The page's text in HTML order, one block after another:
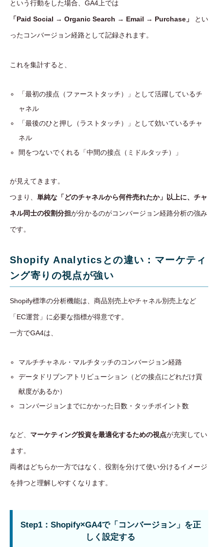
という行動をした場合、GA4上では
「Paid Social → Organic Search → Email → Purchase」 とい
ったコンバージョン経路として記録されます。
これを集計すると、
「最初の接点（ファーストタッチ）」として活躍しているチ
ャネル
「最後のひと押し（ラストタッチ）」として効いているチャ
ネル
間をつないでくれる「中間の接点（ミドルタッチ）」
が見えてきます。
つまり、 単純な「どのチャネルから何件売れたか」以上に、チャ
ネル同士の役割分担が分かるのがコンバージョン経路分析の強み
です。
Shopify Analyticsとの違い：マーケティ
ング寄りの視点が強い
Shopify標準の分析機能は、商品別売上やチャネル別売上など
「EC運営」に必要な指標が得意です。
一方でGA4は、
マルチチャネル・マルチタッチのコンバージョン経路
データドリブンアトリビューション（どの接点にどれだけ貢
献度があるか）
コンバージョンまでにかかった日数・タッチポイント数
など、 マーケティング投資を最適化するための視点が充実してい
ます。
両者はどちらか一方ではなく、役割を分けて使い分けるイメージ
を持つと理解しやすくなります。
Step1：Shopify×GA4で「コンバージョン」を正
しく設定する